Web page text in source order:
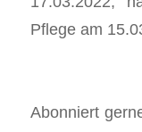
Pflege am
Abonniert